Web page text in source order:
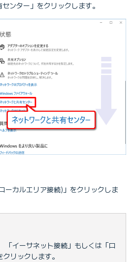
ンター」をクリックします。
ーカルエリア接続)」をクリックしま
「イーサネット接続」もしくは「ロ
リックします。